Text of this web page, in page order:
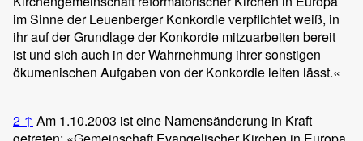
im Sinne der Leuenberger Konkordie verpflichtet weiß, in
ihr auf der Grundlage der Konkordie mitzuarbeiten bereit
ist und sich auch in der Wahrnehmung ihrer sonstigen
ökumenischen Aufgaben von der Konkordie leiten lässt.«
2 ↑ Am 1.10.2003 ist eine Namensänderung in Kraft